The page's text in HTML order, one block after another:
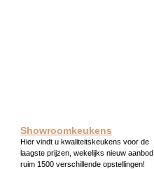
Showroomkeukens
Hier vindt u kwaliteitskeukens voor de
laagste prijzen, wekelijks nieuw aanbod,
ruim 1500 verschillende opstellingen!